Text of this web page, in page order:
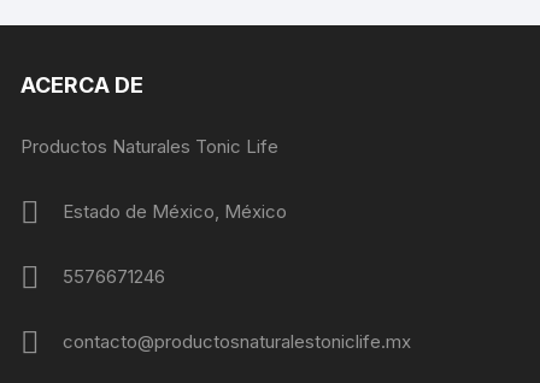
ACERCA DE
Productos Naturales Tonic Life
Estado de México, México
5576671246
contacto@productosnaturalestoniclife.mx